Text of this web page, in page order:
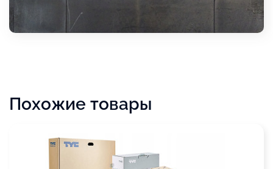
Похожие товары